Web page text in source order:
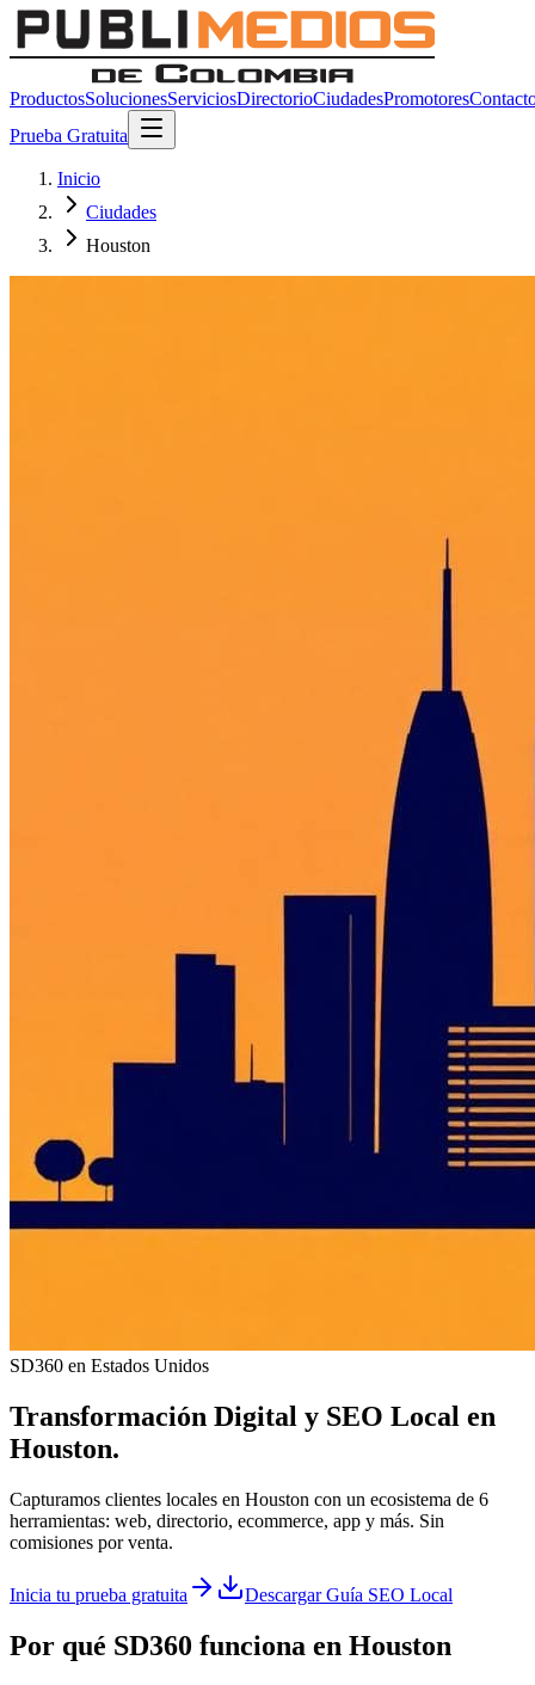
ProductosSolucionesServiciosDirectorioCiudadesPromotores
Prueba Gratuita
Inicio
Ciudades
Houston
SD360 en Estados Unidos
Transformación Digital y SEO Local en
Houston.
Capturamos clientes locales en Houston con un ecosistema de 6
herramientas: web, directorio, ecommerce, app y más. Sin
comisiones por venta.
Inicia tu prueba gratuita Descargar Guía SEO Local
Por qué SD360 funciona en Houston